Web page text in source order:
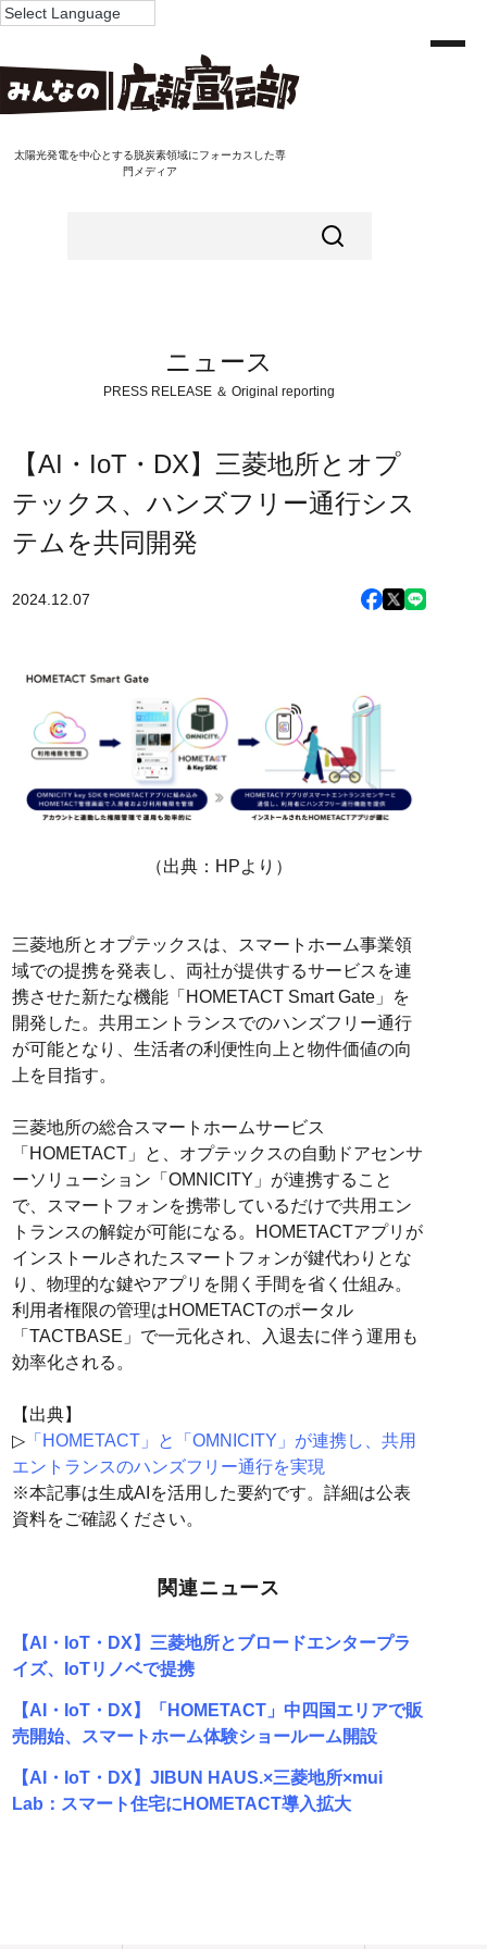
太陽光発電を中心とする脱炭素領域にフォーカスした専
門メディア
ニュース
PRESS RELEASE ＆ Original reporting
【AI・IoT・DX】三菱地所とオプ
テックス、ハンズフリー通行シス
テムを共同開発
2024.12.07
（出典：HPより）
三菱地所とオプテックスは、スマートホーム事業領
域での提携を発表し、両社が提供するサービスを連
携させた新たな機能「HOMETACT Smart Gate」を
開発した。共用エントランスでのハンズフリー通行
が可能となり、生活者の利便性向上と物件価値の向
上を目指す。
三菱地所の総合スマートホームサービス
「HOMETACT」と、オプテックスの自動ドアセンサ
ーソリューション「OMNICITY」が連携すること
で、スマートフォンを携帯しているだけで共用エン
トランスの解錠が可能になる。HOMETACTアプリが
インストールされたスマートフォンが鍵代わりとな
り、物理的な鍵やアプリを開く手間を省く仕組み。
利用者権限の管理はHOMETACTのポータル
「TACTBASE」で一元化され、入退去に伴う運用も
効率化される。
【出典】
▷「HOMETACT」と「OMNICITY」が連携し、共用
エントランスのハンズフリー通行を実現
※本記事は生成AIを活用した要約です。詳細は公表
資料をご確認ください。
関連ニュース
【AI・IoT・DX】三菱地所とブロードエンタープラ
イズ、IoTリノベで提携
【AI・IoT・DX】「HOMETACT」中四国エリアで販
売開始、スマートホーム体験ショールーム開設
【AI・IoT・DX】JIBUN HAUS.×三菱地所×mui
Lab：スマート住宅にHOMETACT導入拡大